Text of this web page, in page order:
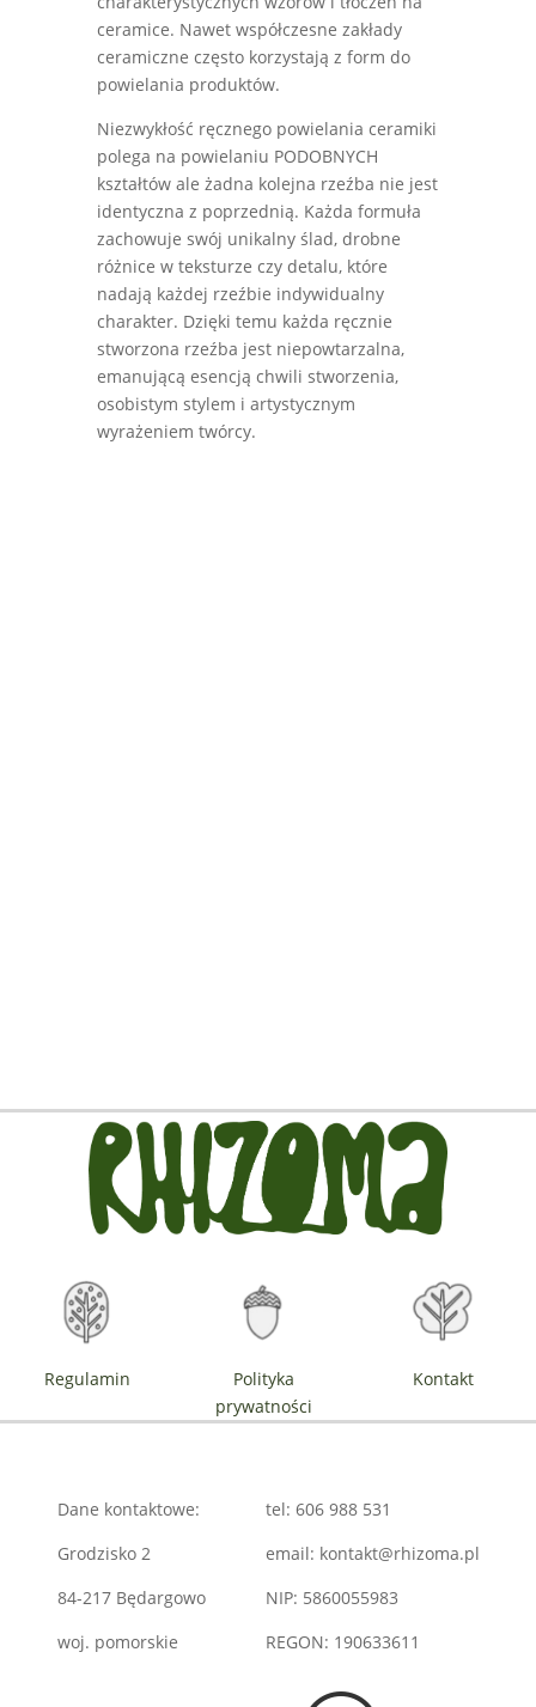
ceramice. Nawet współczesne zakłady
ceramiczne często korzystają z form do
powielania produktów.
Niezwykłość ręcznego powielania ceramiki
polega na powielaniu PODOBNYCH
kształtów ale żadna kolejna rzeźba nie jest
identyczna z poprzednią. Każda formuła
zachowuje swój unikalny ślad, drobne
różnice w teksturze czy detalu, które
nadają każdej rzeźbie indywidualny
charakter. Dzięki temu każda ręcznie
stworzona rzeźba jest niepowtarzalna,
emanującą esencją chwili stworzenia,
osobistym stylem i artystycznym
wyrażeniem twórcy.
Regulamin
Polityka
prywatności
Kontakt
Dane kontaktowe:
Grodzisko 2
84-217 Będargowo
woj. pomorskie
tel: 606 988 531
email: kontakt@rhizoma.pl
NIP: 5860055983
REGON: 190633611